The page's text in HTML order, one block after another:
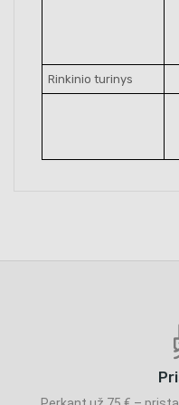
Rinkinio turinys